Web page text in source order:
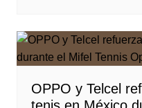
OPPO y Telcel